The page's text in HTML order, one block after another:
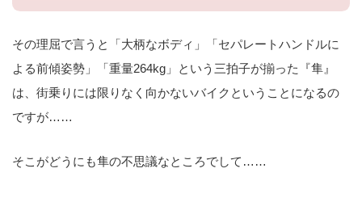
その理屈で言うと「大柄なボディ」「セパレートハンドルに
よる前傾姿勢」「重量264kg」という三拍子が揃った『隼』
は、街乗りには限りなく向かないバイクということになるの
ですが……
そこがどうにも隼の不思議なところでして……